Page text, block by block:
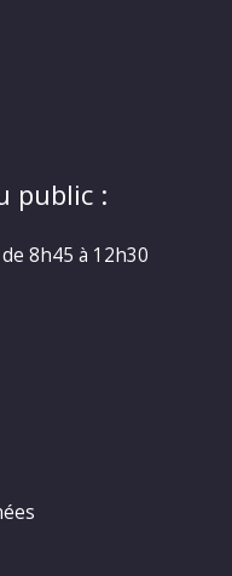
public :
8h45 à 12h30